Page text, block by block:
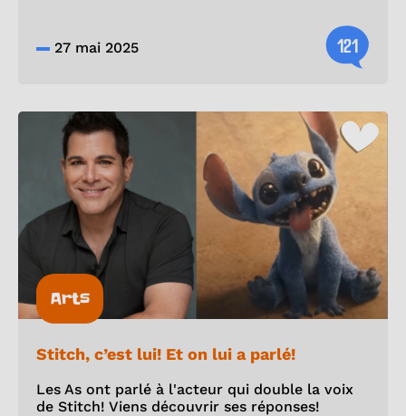
27 mai 2025 121
Arts
Stitch, c’est lui! Et on lui a parlé!
Les As ont parlé à l'acteur qui double la voix
de Stitch! Viens découvrir ses réponses!